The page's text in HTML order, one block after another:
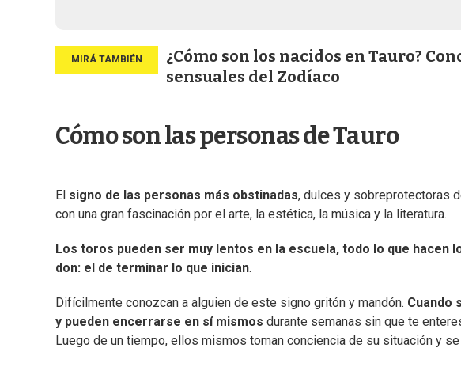
¿Cómo son los nacidos en Tauro?
sensuales del Zodíaco
Cómo son las personas de Tauro
El signo de las personas más obstinadas, dulces y sobreprotectoras
con una gran fascinación por el arte, la estética, la música y la literatura.
Los toros pueden ser muy lentos en la escuela, todo lo que hacen
don: el de terminar lo que inician.
Difícilmente conozcan a alguien de este signo gritón y mandón. Cuando
y pueden encerrarse en sí mismos durante semanas sin que te
Luego de un tiempo, ellos mismos toman conciencia de su situación y se